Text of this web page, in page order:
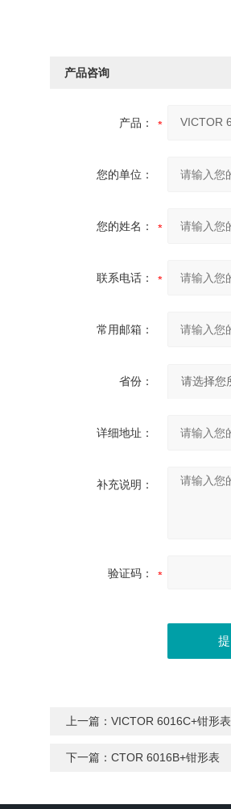
产品咨询
产品：
您的单位：
您的姓名：
联系电话：
常用邮箱：
省份：
详细地址：
补充说明：
验证码：
上一篇： VICTOR 6016C+钳形表
下一篇： CTOR 6016B+钳形表